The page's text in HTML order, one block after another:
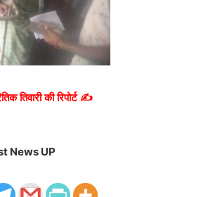
तिवारी की रिपोर्ट ✍️
News UP